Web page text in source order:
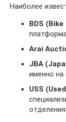
Наиболее
BDS
Arai
JBA
именно на
USS